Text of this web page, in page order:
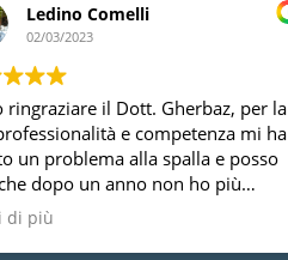
Ledino Comelli
02/03/2023
ringraziare il Dott. Gherbaz, per la
e competenza mi ha
un problema alla spalla e posso
dopo un anno non ho più
dolore, vorrei anche dire che è
persona molto disponibile cosa non
di più